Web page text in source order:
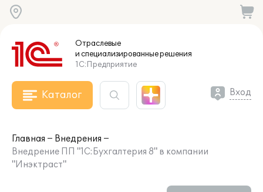
Отраслевые
и специализированныерешения
1С:Предприятие
Каталог Вход
Главная
Внедрения
Внедрение ПП "1С:Бухгалтерия 8" в компании
"Инэктраст"